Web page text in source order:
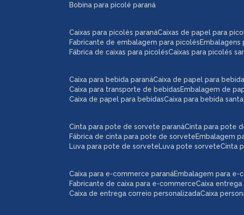
bobina para picolé paraná
caixas de papel para
fabricante de embalagem para picolés
fábrica de caixas para picolés caixas para picolés
caixas para picolés paraná
caixa de papel para
caixa para transporte de bebidas embalagem de
caixa de papel para bebidas caixa para bebida
caixa para bebida paraná
embalagem para e-
caixa
caixa de entrega correio personalizada
fabricante de caixa para e-commerce
caixa
caixa para e-commerce paraná
cinta para pote
embalagem
luva para pote de sorvete
fábrica de cinta para pote de sorvete
luva pote sorvete
cinta
cinta para pote de sorvete paraná